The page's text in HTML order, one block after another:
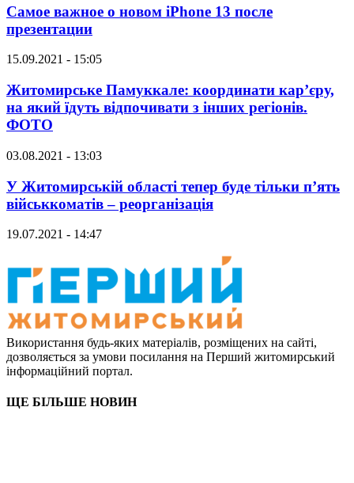
Самое важное о новом iPhone 13 после
презентации
15.09.2021 - 15:05
Житомирське Памуккале: координати кар’єру,
на який їдуть відпочивати з інших регіонів.
ФОТО
03.08.2021 - 13:03
У Житомирській області тепер буде тільки п’ять
військкоматів – реорганізація
19.07.2021 - 14:47
Використання будь-яких матеріалів, розміщених на сайті,
дозволяється за умови посилання на Перший житомирський
інформаційний портал.
ЩЕ БІЛЬШЕ НОВИН